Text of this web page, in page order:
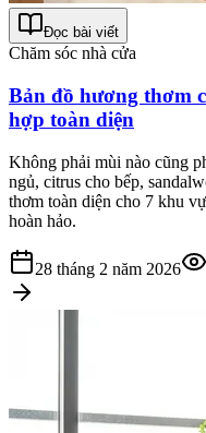
Đọc bài viết
Chăm sóc nhà cửa
Bản đồ hương thơm
hợp toàn diện
Không phải mùi nào cũng
ngủ, citrus cho bếp,
thơm toàn diện cho 7 khu
hoàn hảo.
28 tháng 2 năm 2026